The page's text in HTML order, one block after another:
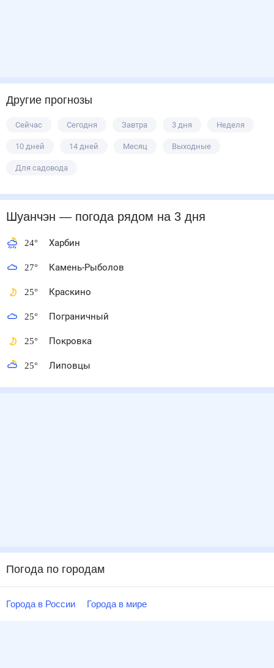
Другие прогнозы
Сейчас Сегодня Завтра 3 дня Неделя
10 дней 14 дней Месяц Выходные
Для садовода
Шуанчэн — погода рядом на 3 дня
24° Харбин
27° Камень-Рыболов
25° Краскино
25° Пограничный
25° Покровка
25° Липовцы
Погода по городам
Города в России Города в мире